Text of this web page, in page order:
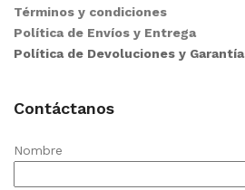
Términos y condiciones
Política de Envíos y Entrega
Política de Devoluciones y Garantía
Contáctanos
Nombre